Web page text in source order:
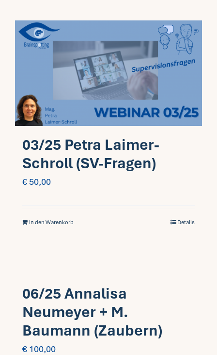
03/25 Petra Laimer-
Schroll (SV-Fragen)
€ 50,00
In den Warenkorb Details
06/25 Annalisa
Neumeyer + M.
Baumann (Zaubern)
€ 100,00